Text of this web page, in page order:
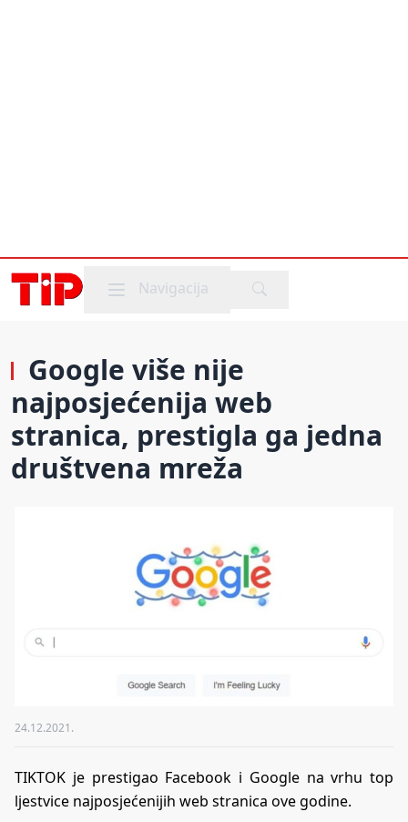
Mobile menu
Navigacija
Google više nije
najposjećenija web
stranica, prestigla ga jedna
društvena mreža
24.12.2021.
TIKTOK je prestigao Facebook i Google na vrhu top
ljestvice najposjećenijih web stranica ove godine.